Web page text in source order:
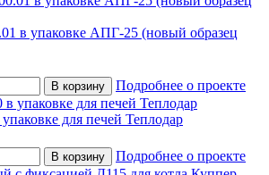
в упаковке АПГ-25 (новый образец
В корзину Подробнее о проекте
для печей Теплодар
В корзину Подробнее о проекте